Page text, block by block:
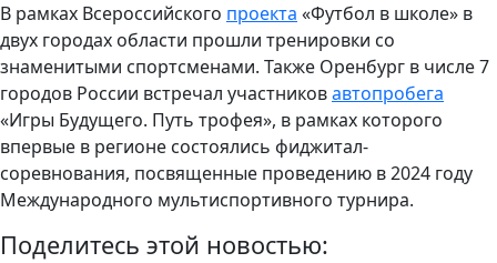
В рамках Всероссийского проекта «Футбол в школе» в
двух городах области прошли тренировки со
знаменитыми спортсменами. Также Оренбург в числе 7
городов России встречал участниковавтопробега
«Игры Будущего. Путь трофея», в рамках которого
впервые в регионе состоялись фиджитал-
соревнования, посвященные проведению в 2024 году
Международного мультиспортивного турнира.
Поделитесь этой новостью: